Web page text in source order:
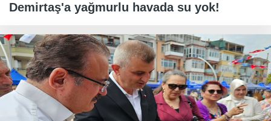
Demirtaş'a yağmurlu havada su yok!